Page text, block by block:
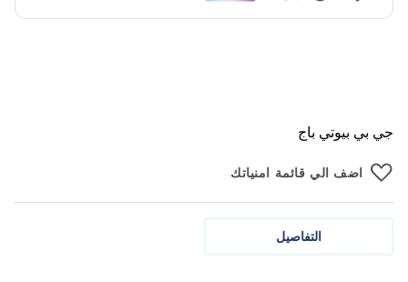
جي بي بيوتي باج
اضف الي قائمة امنياتك
التفاصيل